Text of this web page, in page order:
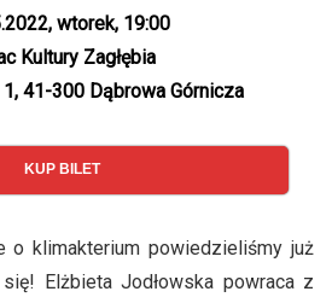
wtorek, 19:00
Kultury Zagłębia
41-300 Dąbrowa Górnicza
KUP BILET
o klimakterium powiedzieliśmy już
Elżbieta Jodłowska powraca z